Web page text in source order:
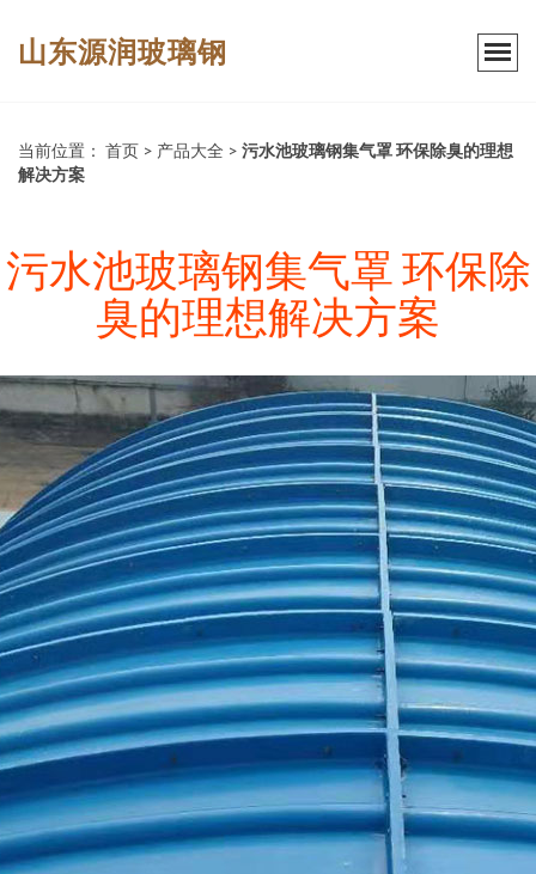
山东源润玻璃钢
当前位置： 首页 > 产品大全 > 污水池玻璃钢集气罩 环保除臭的理想
解决方案
污水池玻璃钢集气罩 环保除
臭的理想解决方案